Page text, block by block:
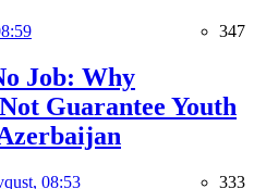
347
Job: Why
Guarantee Youth
08:53 333